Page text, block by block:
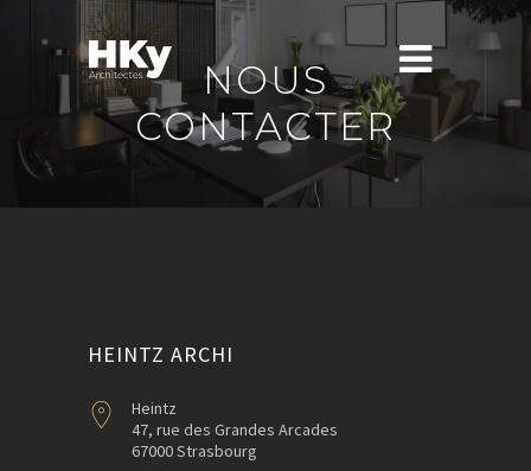
NOUS
CONTACTER
HEINTZ ARCHI
Heintz
47, rue des Grandes Arcades
67000 Strasbourg